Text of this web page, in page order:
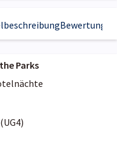
Bewertungen
Parks